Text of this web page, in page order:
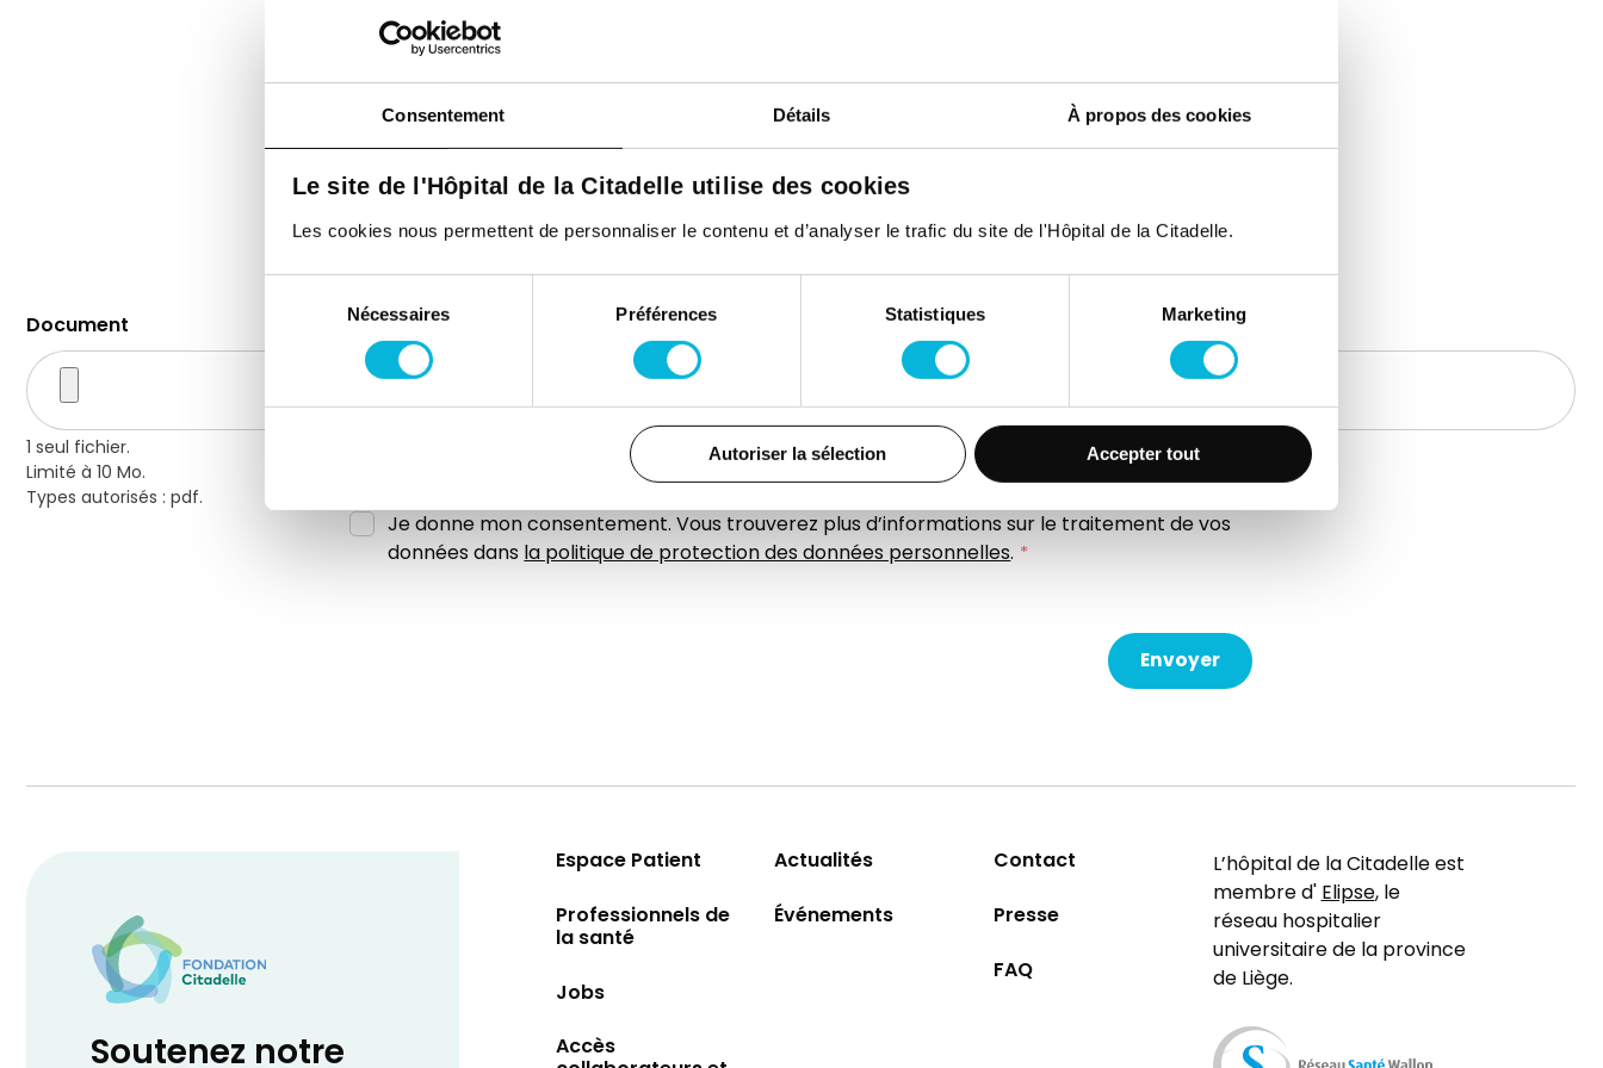
Consentement Détails À propos des cookies
Le site de l'Hôpital de la Citadelle utilise des cookies
Les cookies nous permettent de personnaliser le contenu et d’analyser le trafic du site de l'Hôpital de la Citadelle.
consentement
Nécessaires Préférences Statistiques Marketing
Autoriser la sélection Accepter tout
Message
Document
1 seul fichier.
Limité à 10 Mo.
Types autorisés : pdf.
Je donne mon consentement. Vous trouverez plus d’informations sur le traitement de vos
données dansla politique de protection des données personnelles.
Soutenez notre
Espace Patient
Professionnels de
la santé
Jobs
Accès
Actualités
Événements
Contact
Presse
FAQ
L’hôpital de la Citadelle est
membre d'Elipse, le
réseau hospitalier
universitaire de la province
de Liège.